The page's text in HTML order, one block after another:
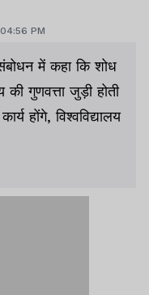
PM
में कहा कि शोध
की गुणवत्ता जुड़ी होती
होंगे, विश्वविद्यालय